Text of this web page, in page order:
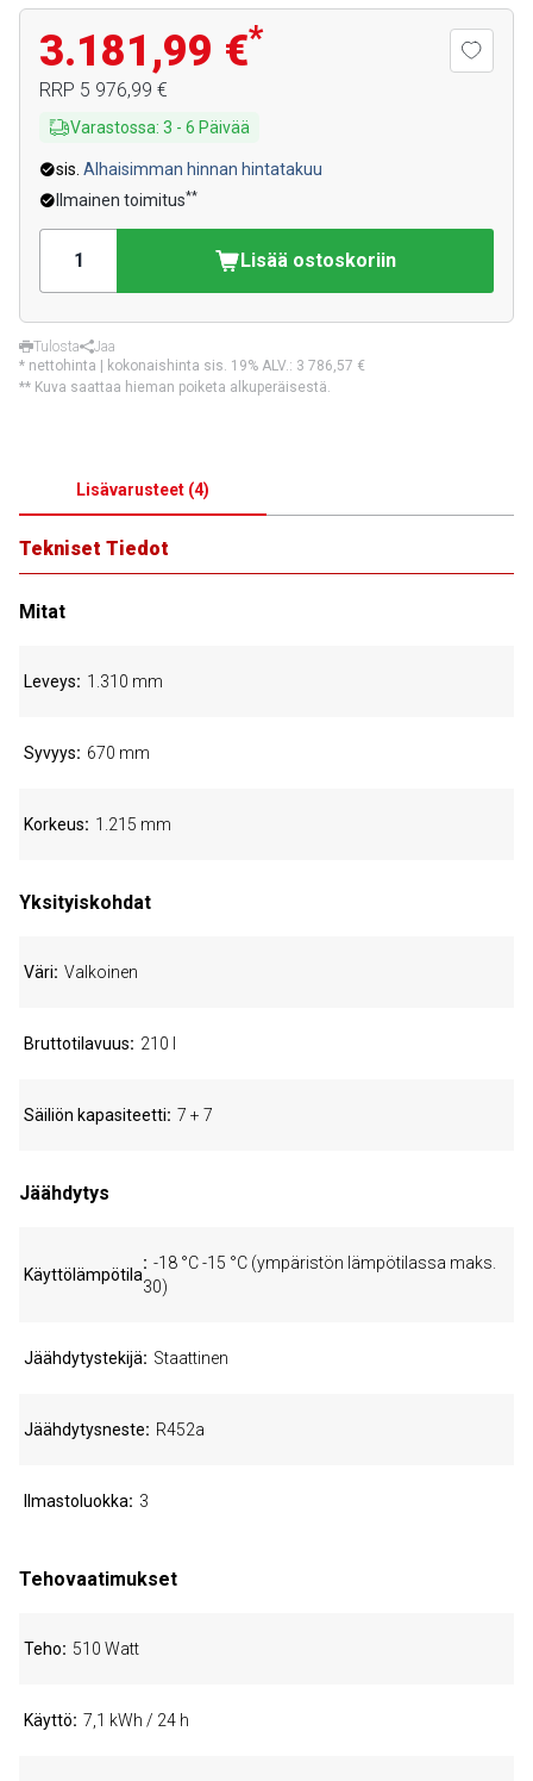
3.181,99 €*
RRP 5 976,99 €
Varastossa: 3 - 6 Päivää
sis. Alhaisimman hinnan hintatakuu
Ilmainen toimitus**
Lisää ostoskoriin
Tulosta
Jaa
* nettohinta | kokonaishinta sis. 19% ALV.: 3 786,57 €
** Kuva saattaa hieman poiketa alkuperäisestä.
Lisävarusteet (4)
Tekniset Tiedot
Mitat
Leveys 1.310 mm
Syvyys 670 mm
Korkeus 1.215 mm
Yksityiskohdat
Väri Valkoinen
Bruttotilavuus 210 l
Säiliön kapasiteetti 7 + 7
Jäähdytys
Käyttölämpötila
-18 °C -15 °C (ympäristön lämpötilassa maks.
30)
Jäähdytystekijä Staattinen
Jäähdytysneste R452a
Ilmastoluokka 3
Tehovaatimukset
Teho 510 Watt
Käyttö 7,1 kWh / 24 h